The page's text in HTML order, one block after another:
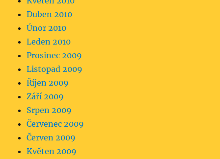
Duben 2010
Únor 2010
Leden 2010
Prosinec 2009
Listopad 2009
Říjen 2009
Září 2009
Srpen 2009
Červenec 2009
Červen 2009
Květen 2009